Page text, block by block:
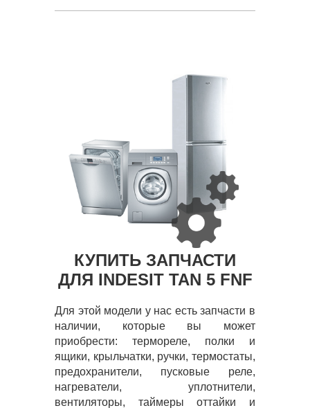
КУПИТЬ ЗАПЧАСТИ
ДЛЯ INDESIT TAN 5 FNF
Для этой модели у нас есть запчасти в
наличии, которые вы может
приобрести: термореле, полки и
ящики, крыльчатки, ручки, термостаты,
предохранители, пусковые реле,
нагреватели, уплотнители,
вентиляторы, таймеры оттайки и